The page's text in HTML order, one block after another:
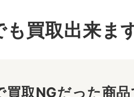
も買取出来ま
取NGだった商